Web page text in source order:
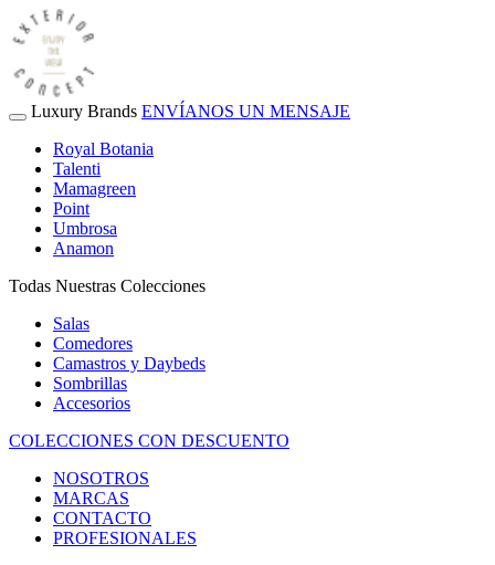
Luxury Brands ENVÍANOS UN MENSAJE
Royal Botania
Talenti
Mamagreen
Point
Umbrosa
Anamon
Todas Nuestras Colecciones
Salas
Comedores
Camastros y Daybeds
Sombrillas
Accesorios
COLECCIONES CON DESCUENTO
NOSOTROS
MARCAS
CONTACTO
PROFESIONALES